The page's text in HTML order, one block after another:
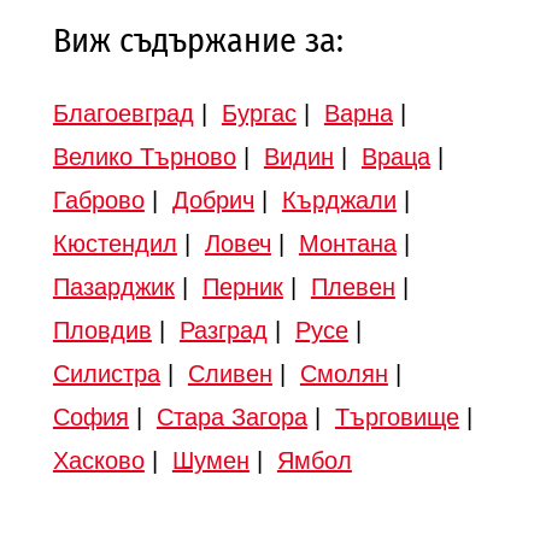
Виж съдържание за:
Благоевград Бургас| Варна|
Велико Търново| Видин Враца|
Габрово| Добрич Кърджали
Кюстендил
Ловеч Монтана|
Пазарджик| Перник| Плевен
Пловдив
Разград Русе|
Силистра| Сливен Смолян
София
Стара Загора| Търговище|
Хасково| Шумен Ямбол